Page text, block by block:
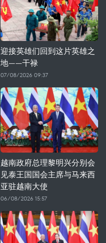
迎接英雄们回到这片英雄之
地——干禄
07/08/2026 09:37
越南政府总理黎明兴分别会
见泰王国国会主席与马来西
亚驻越南大使
06/08/2026 15:57